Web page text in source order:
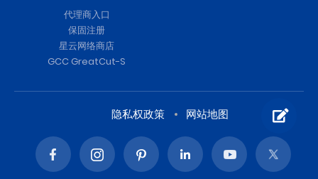
代理商入口
保固注册
星云网络商店
GCC GreatCut-S
隐私权政策 网站地图